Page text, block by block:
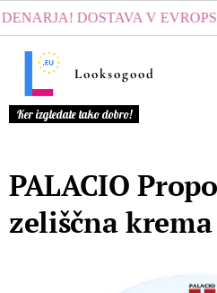
DOSTAVA V
Looksogood
Ker izgledate tako dobro!
PALACIO
zeliščna